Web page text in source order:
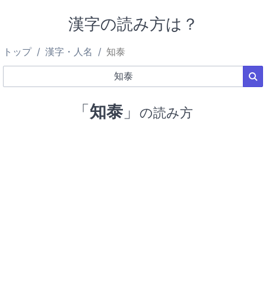
漢字の読み方は？
トップ 漢字・人名 知泰
「知泰 」 の読み方